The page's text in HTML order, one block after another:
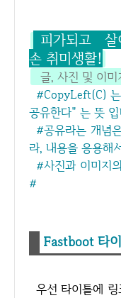
피가되고 살이되는 블로그, 친절한효자
손 취미생활!
글, 사진 및
#CopyLeft(C) 는 저작권의 반대개념으로, "모든것을
공유한다" 는 뜻
#공유라는 개념은 그대로 복붙하시라는 개념이 아니
라, 내용을 응용해
#사진과 이미
#
Fastboot 타
우선 타이틀에 링크까지 거는